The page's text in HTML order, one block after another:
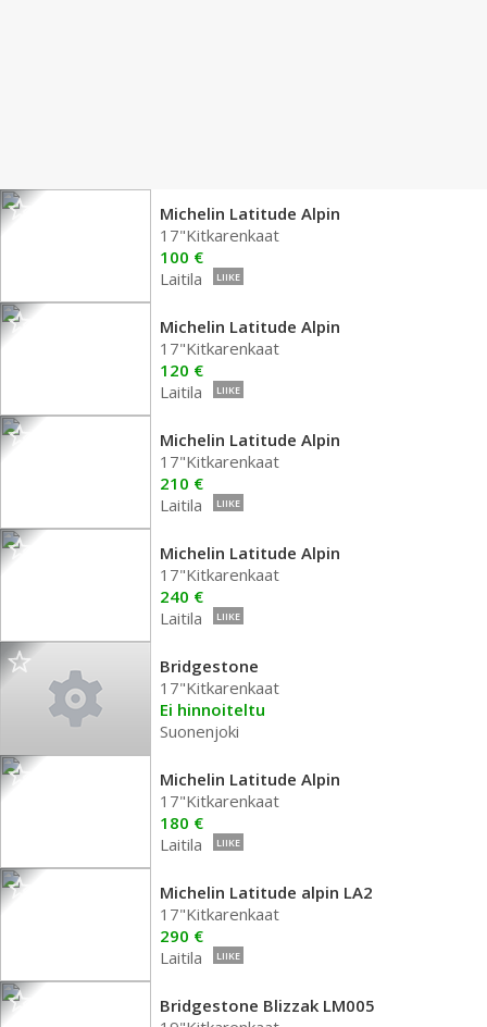
Michelin Latitude Alpin
17"Kitkarenkaat
100 €
Laitila
LIIKE
Michelin Latitude Alpin
17"Kitkarenkaat
120 €
Laitila
LIIKE
Michelin Latitude Alpin
17"Kitkarenkaat
210 €
Laitila
LIIKE
Michelin Latitude Alpin
17"Kitkarenkaat
240 €
Laitila
LIIKE
Bridgestone
17"Kitkarenkaat
Ei hinnoiteltu
Suonenjoki
Michelin Latitude Alpin
17"Kitkarenkaat
180 €
Laitila
LIIKE
Michelin Latitude alpin LA2
17"Kitkarenkaat
290 €
Laitila
LIIKE
Bridgestone Blizzak LM005